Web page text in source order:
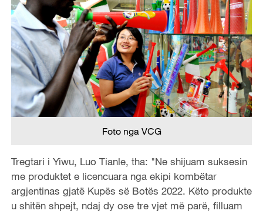
Foto nga VCG
Tregtari i Yiwu, Luo Tianle, tha: "Ne shijuam suksesin
me produktet e licencuara nga ekipi kombëtar
argjentinas gjatë Kupës së Botës 2022. Këto produkte
u shitën shpejt, ndaj dy ose tre vjet më parë, filluam